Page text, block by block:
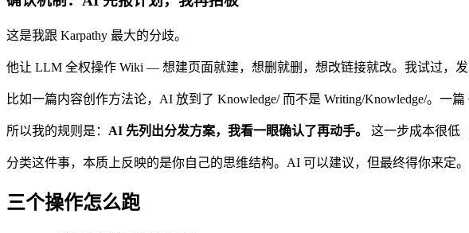
这是我跟 Karpathy 最大的分歧。
他让 LLM 全权操作 Wiki — 想建页面就建，想删就删，想改链接就改。我试过，
比如一篇内容创作方法论，AI 放到了 Knowledge/ 而不是 Writing/Knowledge/。一
所以我的规则是： AI 先列出分发方案，我看一眼确认了再动手。 这一步成本很低
分类这件事，本质上反映的是你自己的思维结构。AI 可以建议，但最终得你来定。
三个操作怎么跑